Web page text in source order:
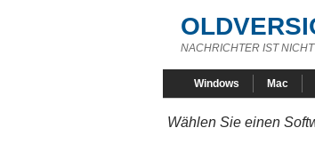
NACHRICHTER IST
Windows Mac
Wählen Sie einen